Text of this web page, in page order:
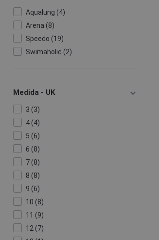
Aqualung (4)
Arena (8)
Speedo (19)
Swimaholic (2)
Medida - UK
3 (3)
4 (4)
5 (6)
6 (8)
7 (8)
8 (8)
9 (6)
10 (8)
11 (9)
12 (7)